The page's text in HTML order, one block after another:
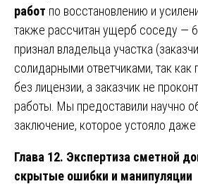
работ по восстановлению и
также рассчитан ущерб соседу —
признал владельца участка
солидарными ответчиками, так как
без лицензии, а заказчик не
работы. Мы предоставили научно
заключение, которое устояло
Глава 12. Экспертиза сметной
скрытые ошибки и манипуляции